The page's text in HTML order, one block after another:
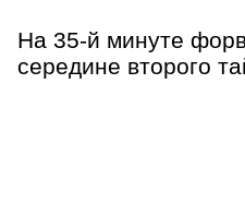
На 35-й минуте
середине второго